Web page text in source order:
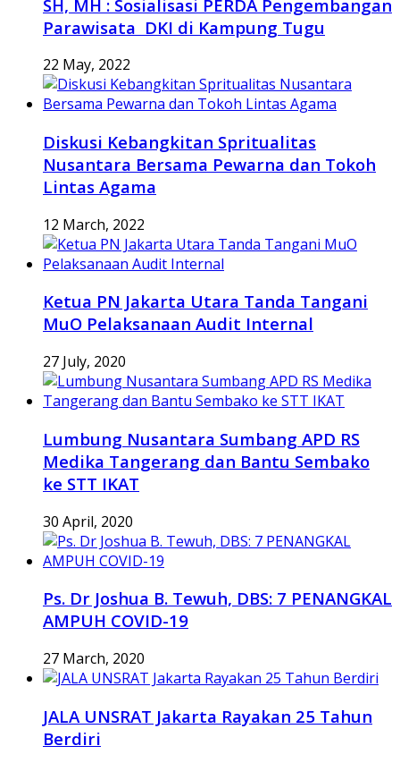
SH, MH : Sosialisasi PERDA Pengembangan
Parawisata DKI di Kampung Tugu
22 May, 2022
Diskusi Kebangkitan Spritualitas
Nusantara Bersama Pewarna dan Tokoh
Lintas Agama
12 March, 2022
Ketua PN Jakarta Utara Tanda Tangani
MuO Pelaksanaan Audit Internal
27 July, 2020
Lumbung Nusantara Sumbang APD RS
Medika Tangerang dan Bantu Sembako
ke STT IKAT
30 April, 2020
Ps. Dr Joshua B. Tewuh, DBS: 7 PENANGKAL
AMPUH COVID-19
27 March, 2020
JALA UNSRAT Jakarta Rayakan 25 Tahun
Berdiri